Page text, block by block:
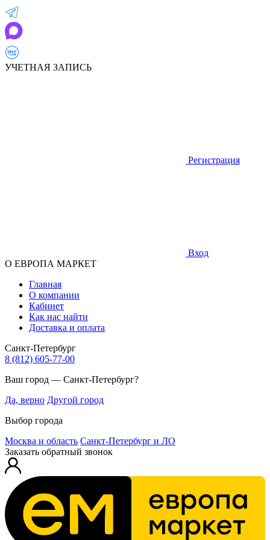
УЧЕТНАЯ ЗАПИСЬ
Регистрация
Вход
О ЕВРОПА МАРКЕТ
Главная
О компании
Кабинет
Как нас найти
Доставка и оплата
Санкт-Петербург
8 (812) 605-77-00
Ваш город — Санкт-Петербург?
Да, верно Другой город
Выбор города
Москва и область Санкт-Петербург и ЛО
Заказать обратный звонок